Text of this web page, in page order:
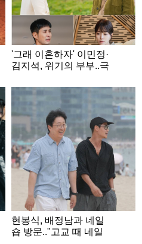
'그래 이혼하자' 이민정·
김지석, 위기의 부부..극
현봉식, 배정남과 네일
숍 방문.."고교 때 네일